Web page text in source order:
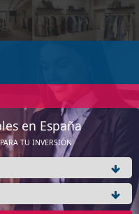
en España
TU INVERSIÓN